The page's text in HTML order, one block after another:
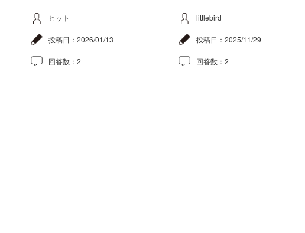
ヒット
投稿日： 2026/01/13
回答数： 2
littlebird
投稿日： 2025/11/29
回答数： 2